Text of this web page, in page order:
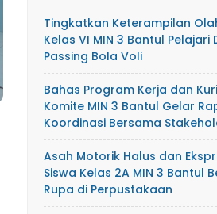
Tingkatkan Keterampilan
Kelas VI MIN 3 Bantul Pelajari
Passing Bola Voli
Bahas Program Kerja dan
Komite MIN 3 Bantul Gelar
Koordinasi Bersama
Asah Motorik Halus dan
Siswa Kelas 2A MIN 3 Bantul
Rupa di Perpustakaan